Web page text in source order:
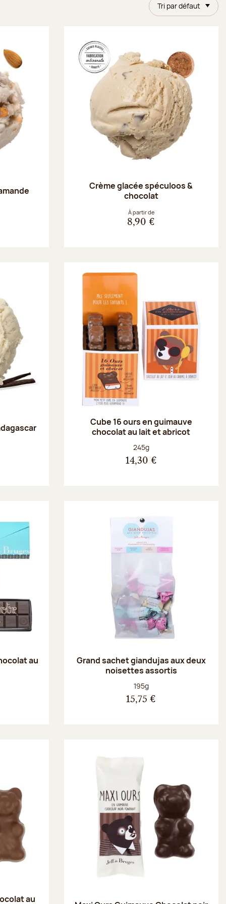
Tri par défaut
Crème glacée spéculoos &
chocolat
À partir de
8,90 €
Cube 16 ours en guimauve
chocolat au lait et abricot
Poids net :
245g
14,30 €
au
Grand sachet giandujas aux deux
noisettes assortis
Poids net :
195g
15,75 €
au